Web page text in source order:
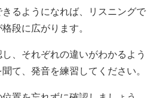
るようになれば、リスニングで
段に広がります。
、それぞれの違いがわかるよう
て、発音を練習してください。